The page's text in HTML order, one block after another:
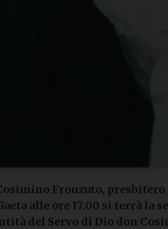
Fronzuto,
alle ore 17.00 si terrà la
del Servo di Dio don